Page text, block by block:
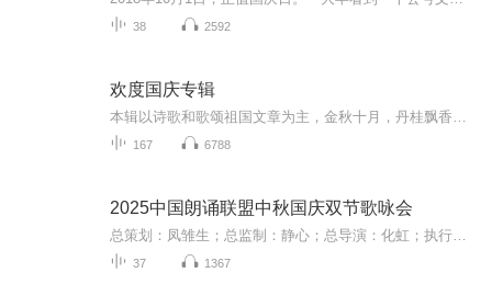
38 2592
欢度国庆专辑
167 6788
2025中国朗诵联盟中秋国庆双节歌咏会
37 1367